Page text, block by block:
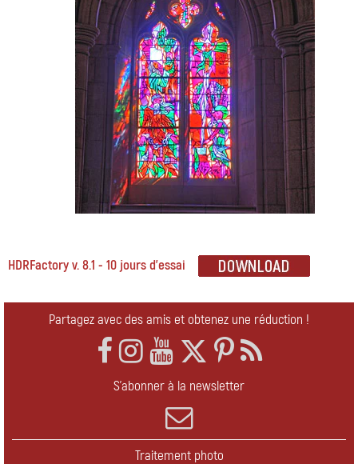
HDRFactory v. 8.1 - 10 jours d'essai
Partagez avec des amis et obtenez une réduction !
S'abonner à la newsletter
Traitement photo